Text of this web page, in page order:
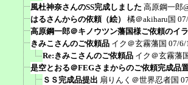
風杜神奈さんのSS完成しました 高原鋼一郎
はるさんからの依頼（絵）
橘＠akiharu国
高原鋼一郎＠キノウツン藩国様ご依頼のイ
きみこさんのご依頼品 イク＠玄霧藩国 07/6/
Re:きみこさんのご依頼品 イク＠玄霧藩
是空とおる＠FEGさまからのご依頼完成品
ＳＳ完成品提出 扇りんく＠世界忍者国